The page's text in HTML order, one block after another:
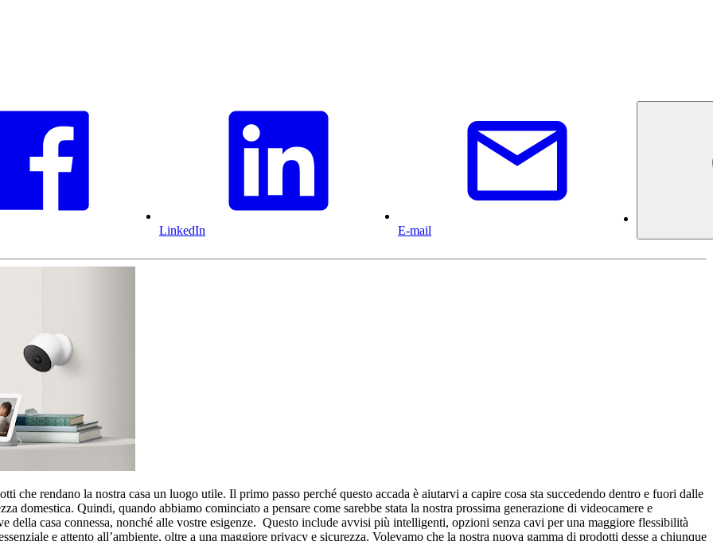
LinkedIn E-mail
che rendano la nostra casa un luogo utile. Il primo passo perché questo accada è aiutarvi a capire cosa sta succedendo dentro e fuori dalle
domestica. Quindi, quando abbiamo cominciato a pensare come sarebbe stata la nostra prossima generazione di videocamere e
della casa connessa, nonché alle vostre esigenze. Questo include avvisi più intelligenti, opzioni senza cavi per una maggiore flessibilità
e attento all’ambiente, oltre a una maggiore privacy e sicurezza. Volevamo che la nostra nuova gamma di prodotti desse a chiunque